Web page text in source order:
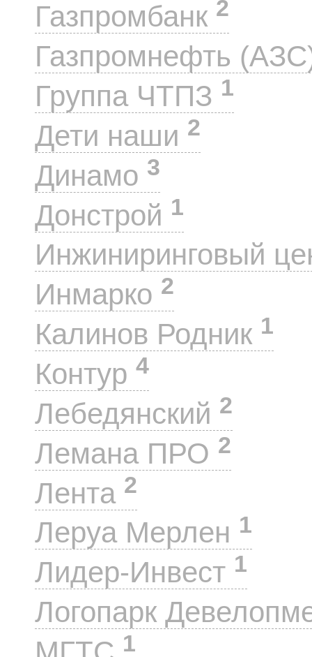
Газпромбанк 2
Газпромнефть
Группа ЧТПЗ 1
Дети наши 2
Динамо 3
Донстрой 1
Инжиниринговый
Инмарко 2
Калинов Родник 1
Контур 4
Лебедянский 2
Лемана ПРО 2
Лента 2
Леруа Мерлен 1
Лидер-Инвест 1
Логопарк
1